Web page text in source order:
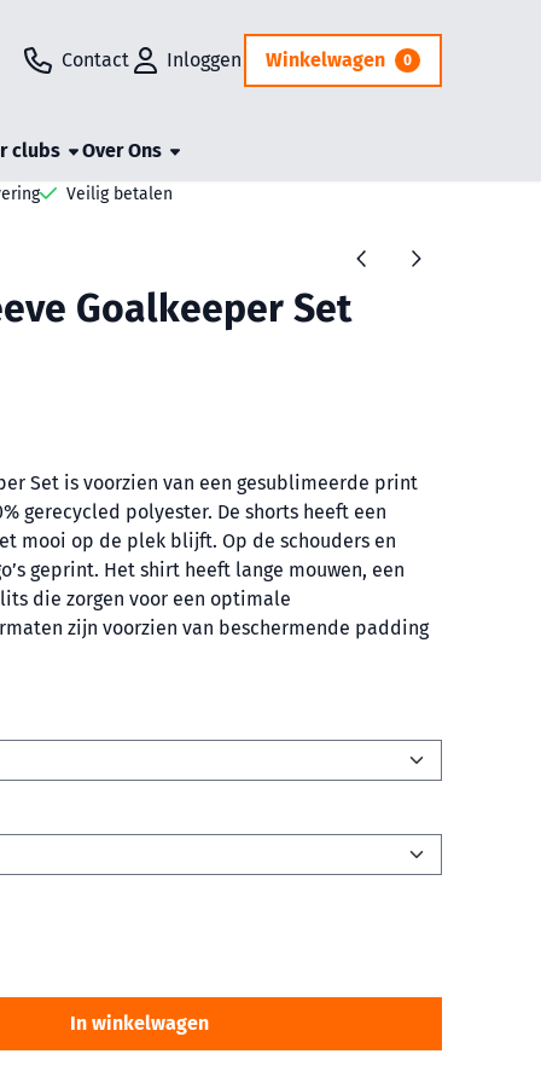
Contact Inloggen Winkelwagen 0
clubs Over Ons
Veilig betalen
Goalkeeper Set
Set is voorzien van een gesublimeerde print
gerecycled polyester. De shorts heeft een
mooi op de plek blijft. Op de schouders en
geprint. Het shirt heeft lange mouwen, een
die zorgen voor een optimale
zijn voorzien van beschermende padding
In winkelwagen